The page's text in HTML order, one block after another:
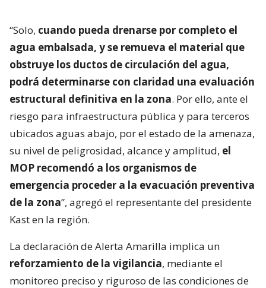
“Solo, cuando pueda drenarse por completo el
agua embalsada, y se remueva el material que
obstruye los ductos de circulación del agua,
podrá determinarse con claridad una evaluación
estructural definitiva en la zona. Por ello, ante el
riesgo para infraestructura pública y para terceros
ubicados aguas abajo, por el estado de la amenaza,
su nivel de peligrosidad, alcance y amplitud, el
MOP recomendó a los organismos de
emergencia proceder a la evacuación preventiva
de la zona”, agregó el representante del presidente
Kast en la región.
La declaración de Alerta Amarilla implica un
reforzamiento de la vigilancia, mediante el
monitoreo preciso y riguroso de las condiciones de